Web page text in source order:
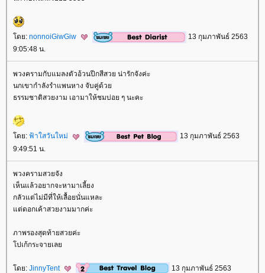
ดย: nonnoiGiwGiw
13 กุมภาพันธ์ 2563
9:05:48 น.
พวงครามกับแมลงตัวอ้วนปีกสีสวย น่ารักจังค่ะ
นกเขากำลังรำแพนหาง จับคู่ด้ว
ธรรมชาติสวยงาม เอามาให้ชมบ่อย ๆ นะคะ
ดย: ฟ้าใสวันใหม่
13 กุมภาพันธ์ 2563
9:49:51 น.
พวงครามสวยจัง
เห็นแล้วอยากจะหามาเลี้ยง
กลัวแต่ไม่มีที่ให้เลื้อยนั่นแหละ
ต่ดอกเค้าสวยงามมากค่ะ
ภาพรองสุดท้ายสวยค่ะ
ปเก้กระจายเล
ดย: JinnyTent
13 กุมภาพันธ์ 2563